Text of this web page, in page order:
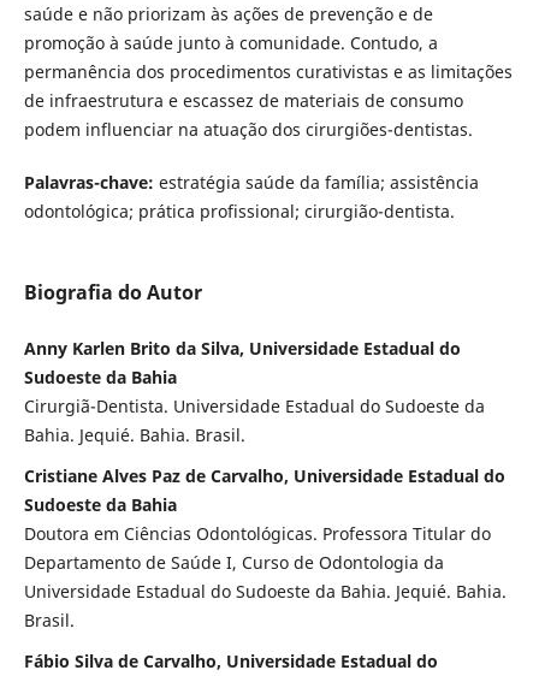
saúde e não priorizam às ações de prevenção e de
promoção à saúde junto à comunidade. Contudo, a
permanência dos procedimentos curativistas e as limitações
de infraestrutura e escassez de materiais de consumo
podem influenciar na atuação dos cirurgiões-dentistas.
Palavras-chave: estratégia saúde da família; assistência
odontológica; prática profissional; cirurgião-dentista.
Biografia do Autor
Anny Karlen Brito da Silva, Universidade Estadual do
Sudoeste da Bahia
Cirurgiã-Dentista. Universidade Estadual do Sudoeste da
Bahia. Jequié. Bahia. Brasil.
Cristiane Alves Paz de Carvalho, Universidade Estadual do
Sudoeste da Bahia
Doutora em Ciências Odontológicas. Professora Titular do
Departamento de Saúde I, Curso de Odontologia da
Universidade Estadual do Sudoeste da Bahia. Jequié. Bahia.
Brasil.
Fábio Silva de Carvalho, Universidade Estadual do